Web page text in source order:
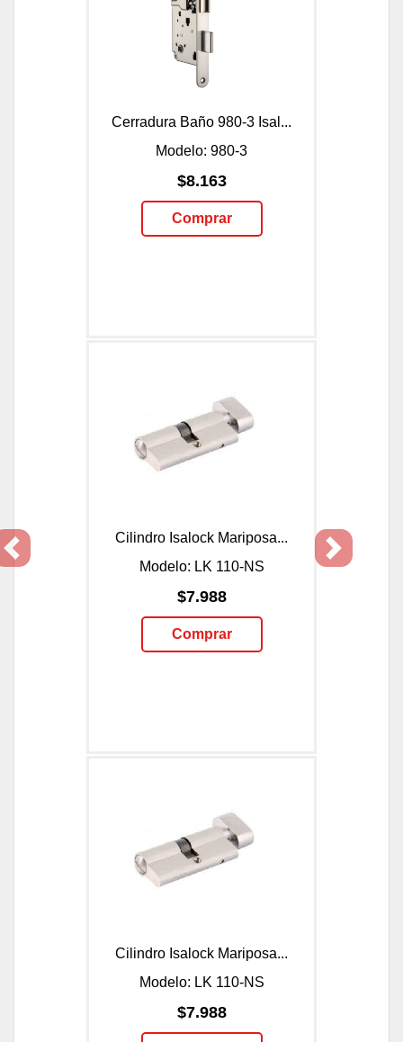
Cerradura Baño 980-3 Isal...
Modelo: 980-3
$8.163
Comprar
Cilindro Isalock Mariposa...
Modelo: LK 110-NS
$7.988
Comprar
Cilindro Isalock Mariposa...
Modelo: LK 110-NS
$7.988
Previous Next